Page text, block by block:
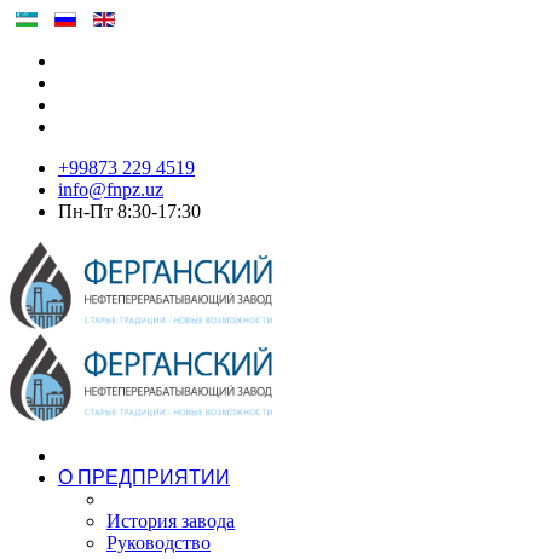
+99873 229 4519
info@fnpz.uz
Пн-Пт 8:30-17:30
О ПРЕДПРИЯТИИ
История завода
Руководство